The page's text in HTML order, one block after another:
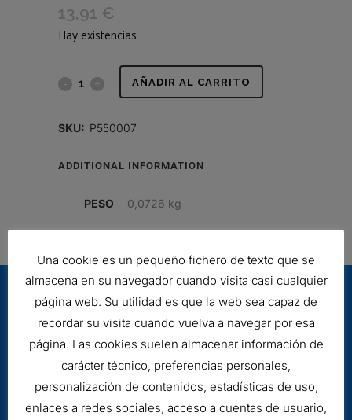
13,91 €
Hay existencias
FILTRO AÑADIR AL CARRITO
SKU: P550007
ADDITIONAL INFORMATION
PESO 0,0726 kg
Aviso legal
Una cookie es un pequeño fichero de texto que se
almacena en su navegador cuando visita casi cualquier
página web. Su utilidad es que la web sea capaz de
recordar su visita cuando vuelva a navegar por esa
página. Las cookies suelen almacenar información de
carácter técnico, preferencias personales,
personalización de contenidos, estadísticas de uso,
enlaces a redes sociales, acceso a cuentas de usuario,